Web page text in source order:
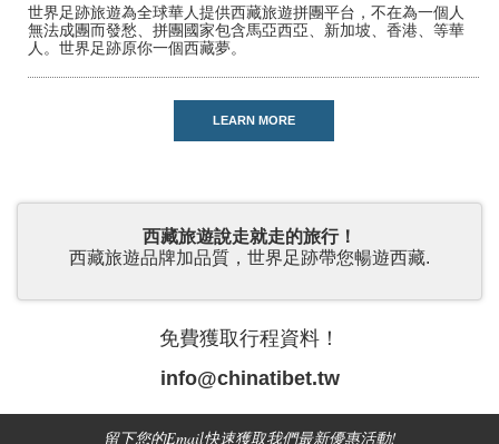
世界足跡旅遊為全球華人提供西藏旅遊拼團平台，不在為一個人
無法成團而發愁、拼團國家包含馬亞西亞、新加坡、香港、等華
人。世界足跡原你一個西藏夢。
LEARN MORE
西藏旅遊說走就走的旅行！
西藏旅遊品牌加品質，世界足跡帶您暢遊西藏.
免費獲取行程資料！
info@chinatibet.tw
留下您的Email快速獲取我們最新優惠活動!